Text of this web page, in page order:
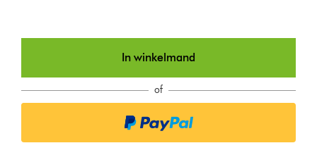
In winkelmand
of